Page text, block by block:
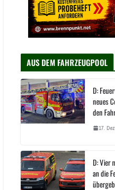
AUS DEM FAHRZEUGPOOL
D:
neues
den
17.
D: Vier
an die